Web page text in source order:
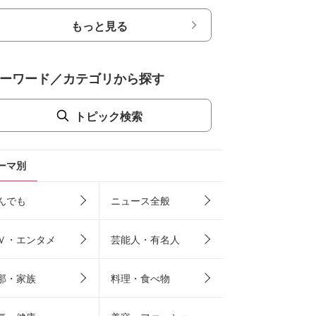
もっと見る
ワード／カテゴリから探す
トピック検索
マ別
でも ニュース全般
・エンタメ 芸能人・有名人
・家族 料理・食べ物